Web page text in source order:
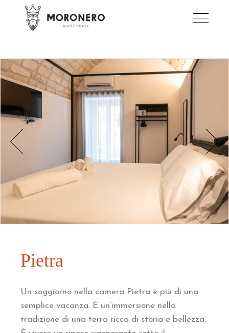
Pietra
Un soggiorno nella camera Pietra è più di una
semplice vacanza. È un’immersione nella
tradizione di una terra ricca di storia e bellezza.